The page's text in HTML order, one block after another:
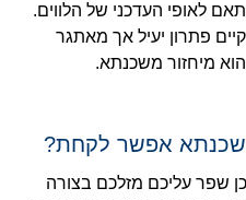
לאופי העדכני של הלווים.
פתרון יעיל אך מאתגר
מיחזור משכנתא.
אפשר לקחת?
שפר עליכם מזלכם בצורה